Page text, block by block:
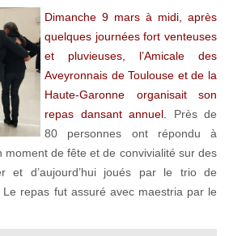
Dimanche 9 mars à midi, après
quelques journées fort venteuses
et pluvieuses, l’Amicale des
Aveyronnais de Toulouse et de la
Haute-Garonne organisait son
repas dansant annuel.
Près de
80 personnes ont répondu à
moment de fête et de convivialité sur des
et d’aujourd’hui joués par le trio de
Le repas fut assuré avec maestria par le